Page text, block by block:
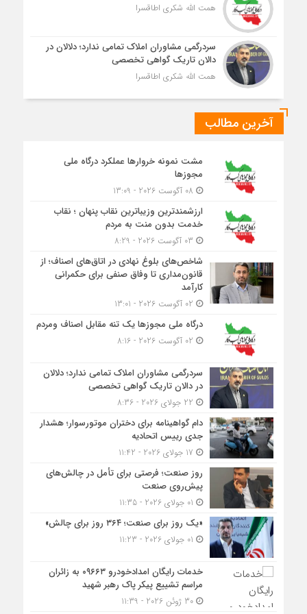
همت الله شکری اطاقسرا
سردرگمی مشاوران املاک تمامی ندارد؛ دلالان در
دالان تاریک گواهی تخصصی
همت الله شکری اطاقسرا
آخرین مطالب
مشت نمونه خروارها عملکرد درگاه ملی
مجوزها
ارزشمندترین وزیباترین نقاب پنهان ؛ نقاب
خدمت بدون منت به مردم
شاخص‌های بلوغ نهادی در اتاق‌های اصناف؛ از
قانون‌مداری تا وفاق صنفی برای حکمرانی
کارآمد
درگاه ملی مجوزها یک تنه مقابل اصناف ومردم
سردرگمی مشاوران املاک تمامی ندارد؛ دلالان
در دالان تاریک گواهی تخصصی
دام گواهینامه برای دختران موتورسوار؛ هشدار
جدی رییس اتحادیه
روز صنعت؛ فرصتی برای تأمل در چالش‌های
پیش‌روی صنعت
«یک روز برای صنعت؛ ۳۶۴ روز برای چالش»
خدمات رایگان امدادخودرو ۰۹۶۶۳ به زائران
مراسم تشییع پیکر پاک رهبر شهید
30 ژوئن 2026 - 11:39